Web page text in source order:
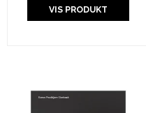
VIS PRODUKT